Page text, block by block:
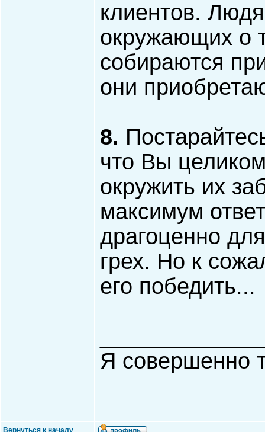
клиентов.
окружающих о
собираются
они
8.
что Вы
окружить их
максимум
драгоценно
грех. Но к
его победить...
Я совершенно
Вернуться к началу